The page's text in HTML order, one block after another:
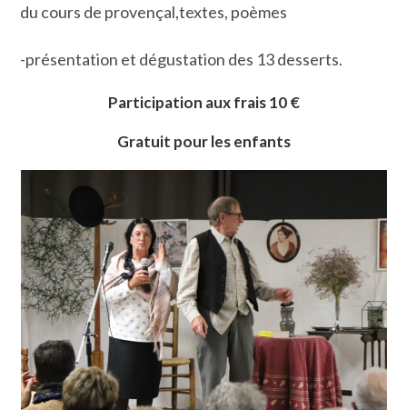
du cours de provençal,textes, poèmes
-présentation et dégustation des 13 desserts.
Participation aux frais 10 €
Gratuit pour les enfants